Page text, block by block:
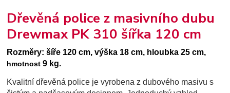
Dřevěná police z masivního dubu
Drewmax PK 310 šířka 120 cm
Rozměry: šíře 120 cm, výška 18 cm, hloubka 25 cm,
hmotnost 9 kg.
Kvalitní dřevěná police je vyrobena z dubového masivu s